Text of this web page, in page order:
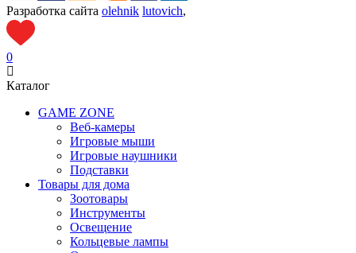
Разработка сайта olehnik lutovich,
0
Каталог
GAME ZONE
Веб-камеры
Игровые мыши
Игровые наушники
Подставки
Товары для дома
Зоотовары
Инструменты
Освещение
Кольцевые лампы